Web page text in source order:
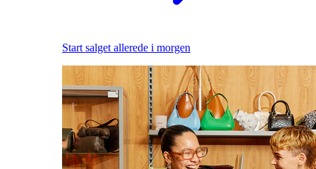
Start salget allerede i morgen